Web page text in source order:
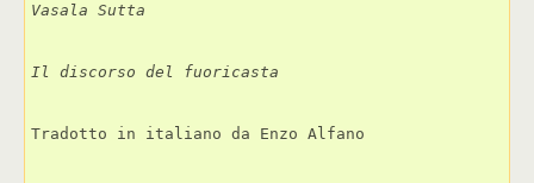
Vasala Sutta
Il discorso del fuoricasta
Tradotto in italiano da Enzo Alfano